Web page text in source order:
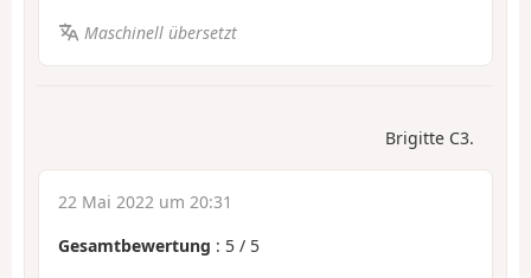
Maschinell übersetzt
Brigitte C3.
22 Mai 2022 um 20:31
Gesamtbewertung : 5 / 5